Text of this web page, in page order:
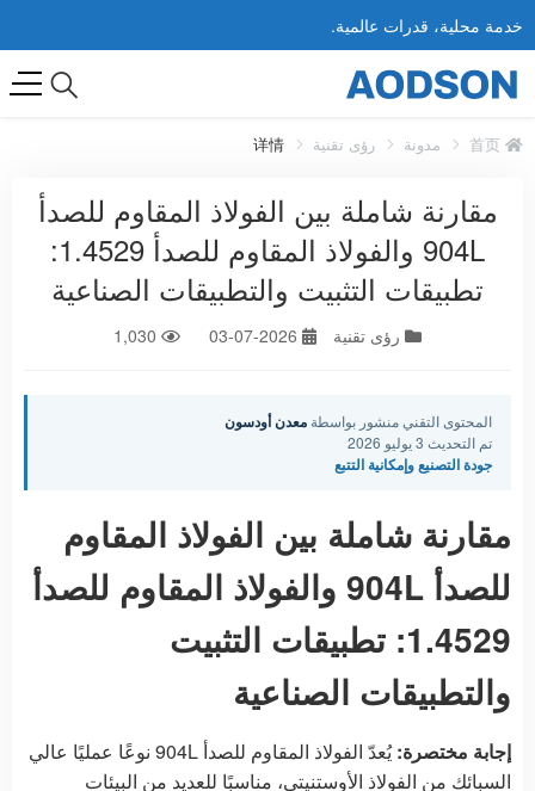
خدمة محلية، قدرات عالمية.
مدونة رؤى تقنية 详情
مقارنة شاملة بين الفولاذ المقاوم للصدأ
904L والفولاذ المقاوم للصدأ 1.4529:
تطبيقات التثبيت والتطبيقات الصناعية
رؤى تقنية 2026-07-03
المحتوى التقني منشور بواسطة معدن أودسون
تم التحديث 3 يوليو 2026
جودة التصنيع وإمكانية التتبع
مقارنة شاملة بين الفولاذ المقاوم
للصدأ 904L والفولاذ المقاوم للصدأ
1.4529: تطبيقات التثبيت
والتطبيقات الصناعية
إجابة مختصرة:
يُعدّ الفولاذ المقاوم للصدأ 904L نوعًا عمليًا عالي
السبائك من الفولاذ الأوستنيتي، مناسبًا للعديد من البيئات